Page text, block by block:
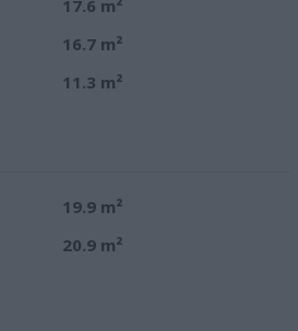
17.6 m²
16.7 m²
11.3 m²
19.9 m²
20.9 m²